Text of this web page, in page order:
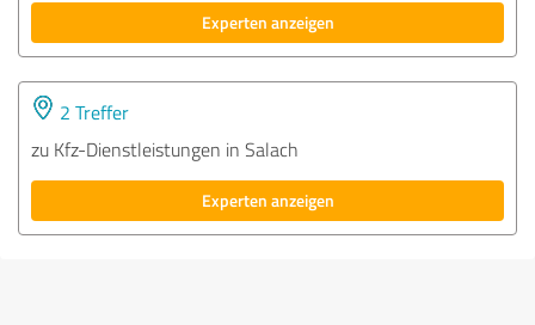
Experten anzeigen
2 Treffer
zu Kfz-Dienstleistungen in Salach
Experten anzeigen